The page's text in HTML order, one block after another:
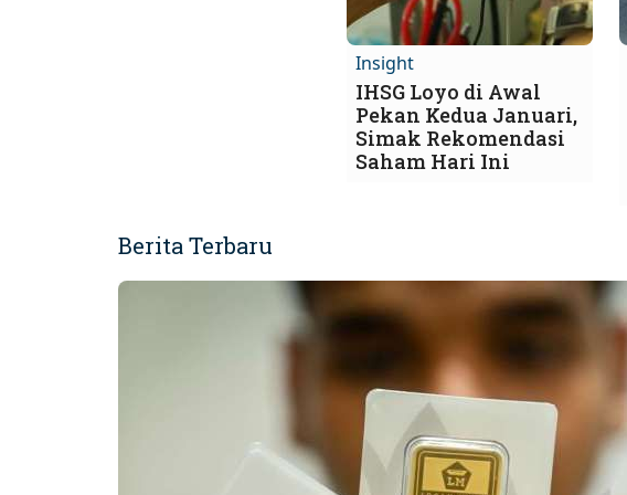
Insight
IHSG Loyo di Awal
Pekan Kedua Januari,
Simak Rekomendasi
Saham Hari Ini
Berita Terbaru